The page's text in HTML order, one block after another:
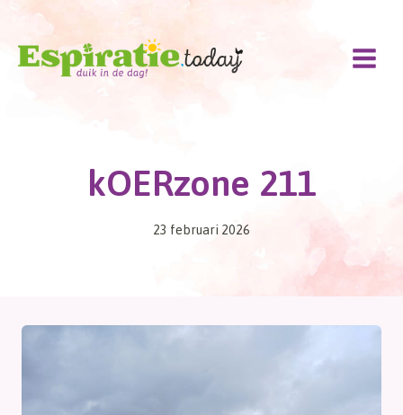
Doorgaan
inhoud
kOERzone 211
23 februari 2026